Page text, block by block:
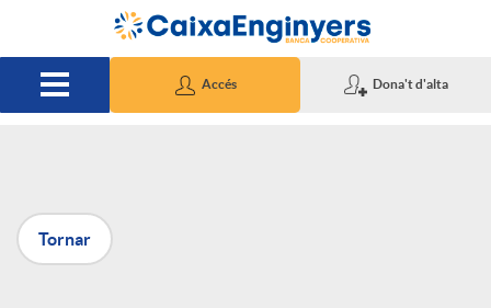
Salta al contingut principal
Accés Dona't d'alta
P
u
Tornar